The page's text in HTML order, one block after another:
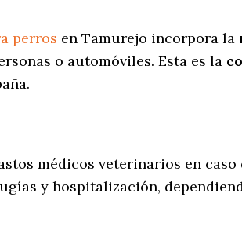
perros en Tamurejo incorpora la
o automóviles. Esta es la
médicos veterinarios en caso
y hospitalización,